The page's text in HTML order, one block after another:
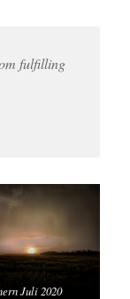
fulfilling
Juli 2020